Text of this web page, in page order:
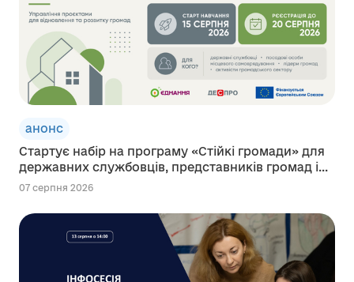
анонс
Стартує набір на програму «Стійкі громади» для
державних службовців, представників громад і...
07 серпня 2026